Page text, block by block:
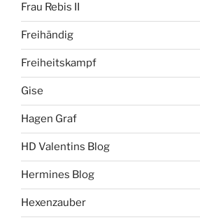
Frau Rebis II
Freihändig
Freiheitskampf
Gise
Hagen Graf
HD Valentins Blog
Hermines Blog
Hexenzauber